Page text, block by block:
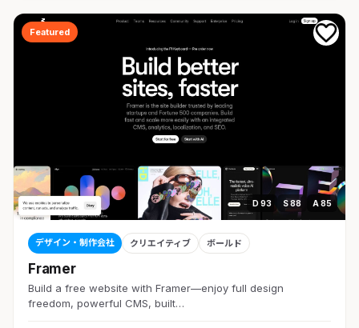
Featured
D 93 S 88 A 85
デザイン・制作会社 クリエイティブ ボールド
Framer
Build a free website with Framer—enjoy full design
freedom, powerful CMS, built…